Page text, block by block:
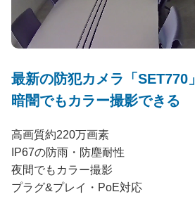
最新の防犯カメラ「SET770」
暗闇でもカラー撮影できる
高画質約220万画素
IP67の防雨・防塵耐性
夜間でもカラー撮影
プラグ&プレイ・PoE対応